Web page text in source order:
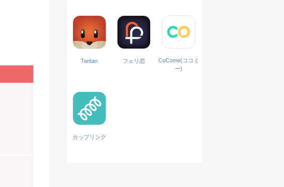
Tantan フェリ恋
CoCome(ココミ
ー)
カップリンク